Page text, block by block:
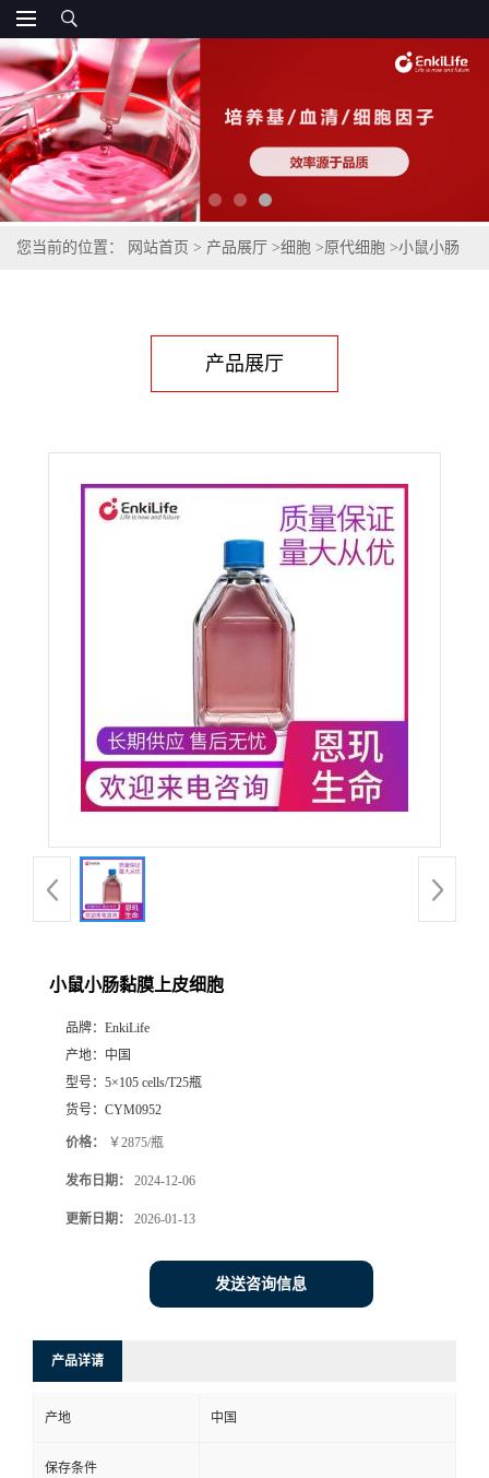
您当前的位置： 网站首页 > 产品展厅 >细胞 >原代细胞 >小鼠小肠
产品展厅
小鼠小肠黏膜上皮细胞
品牌： EnkiLife
产地： 中国
型号： 5×105 cells/T25瓶
货号： CYM0952
价格： ￥2875/瓶
发布日期： 2024-12-06
更新日期： 2026-01-13
发送咨询信息
产品详请
产地 中国
保存条件